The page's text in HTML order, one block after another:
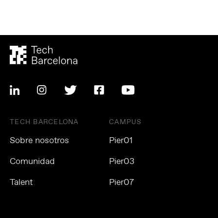
TECH BARCELONA
Sobre nosotros
Comunidad
Talent
CAMPUS
Pier01
Pier03
Pier07